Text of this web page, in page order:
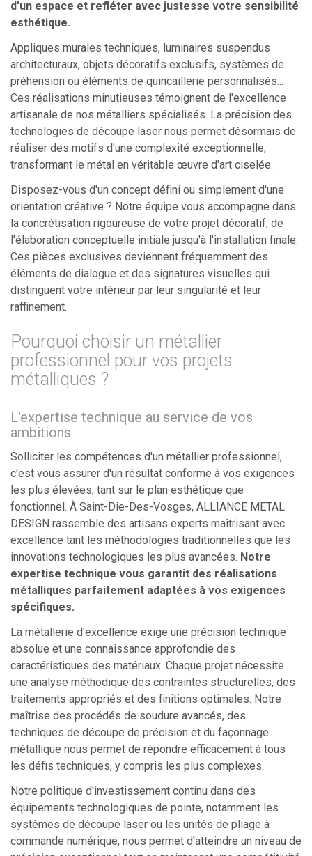
d'un espace et refléter avec justesse votre sensibilité
esthétique.
Appliques murales techniques, luminaires suspendus
architecturaux, objets décoratifs exclusifs, systèmes de
préhension ou éléments de quincaillerie personnalisés...
Ces réalisations minutieuses témoignent de l'excellence
artisanale de nos métalliers spécialisés. La précision des
technologies de découpe laser nous permet désormais de
réaliser des motifs d'une complexité exceptionnelle,
transformant le métal en véritable œuvre d'art ciselée.
Disposez-vous d'un concept défini ou simplement d'une
orientation créative ? Notre équipe vous accompagne dans
la concrétisation rigoureuse de votre projet décoratif, de
l'élaboration conceptuelle initiale jusqu'à l'installation finale.
Ces pièces exclusives deviennent fréquemment des
éléments de dialogue et des signatures visuelles qui
distinguent votre intérieur par leur singularité et leur
raffinement.
Pourquoi choisir un métallier
professionnel pour vos projets
métalliques ?
L'expertise technique au service de vos
ambitions
Solliciter les compétences d'un métallier professionnel,
c'est vous assurer d'un résultat conforme à vos exigences
les plus élevées, tant sur le plan esthétique que
fonctionnel. À Saint-Die-Des-Vosges, ALLIANCE METAL
DESIGN rassemble des artisans experts maîtrisant avec
excellence tant les méthodologies traditionnelles que les
innovations technologiques les plus avancées. Notre
expertise technique vous garantit des réalisations
métalliques parfaitement adaptées à vos exigences
spécifiques.
La métallerie d'excellence exige une précision technique
absolue et une connaissance approfondie des
caractéristiques des matériaux. Chaque projet nécessite
une analyse méthodique des contraintes structurelles, des
traitements appropriés et des finitions optimales. Notre
maîtrise des procédés de soudure avancés, des
techniques de découpe de précision et du façonnage
métallique nous permet de répondre efficacement à tous
les défis techniques, y compris les plus complexes.
Notre politique d'investissement continu dans des
équipements technologiques de pointe, notamment les
systèmes de découpe laser ou les unités de pliage à
commande numérique, nous permet d'atteindre un niveau de